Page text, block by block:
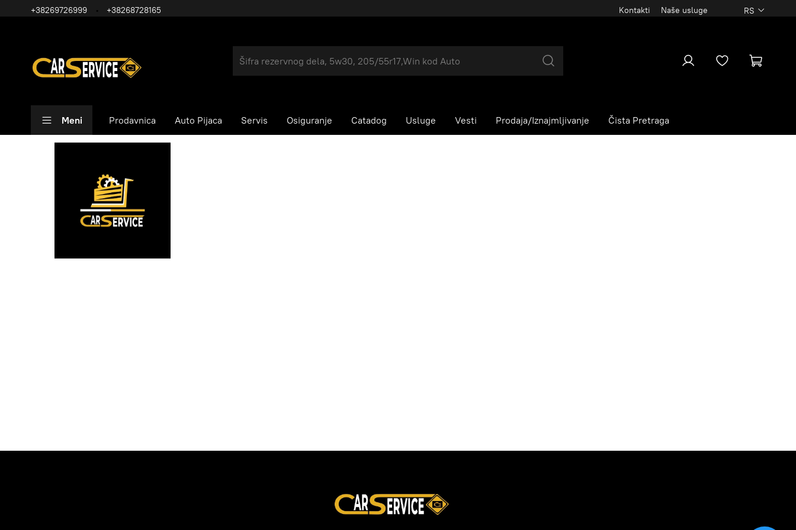
Kontakti Naše usluge
+38269726999 +38268728165 RS
Meni Prodavnica Auto Pijaca Servis Osiguranje Catadog Usluge Vesti Prodaja/Iznajmljivanje Čista Pretraga